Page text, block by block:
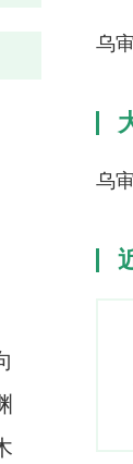
乌
乌